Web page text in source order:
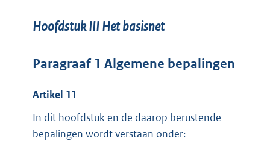
Hoofdstuk III Het basisnet
Paragraaf 1 Algemene bepalingen
Artikel 11
In dit hoofdstuk en de daarop berustende
bepalingen wordt verstaan onder: